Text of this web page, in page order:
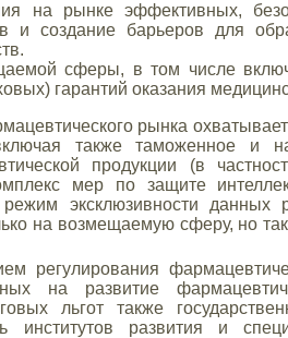
на рынке эффективных,
и создание барьеров для
сферы, в том числе
гарантий оказания
рынка
также таможенное и
продукции (в
мер по защите
эксклюзивности данных
на возмещаемую сферу, но
регулирования
на развитие
льгот также
институтов развития и